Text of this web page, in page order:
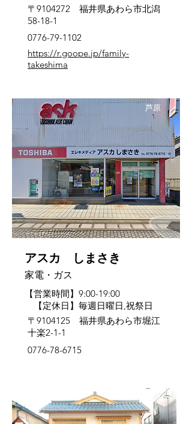
〒9104272 福井県あわら市北潟
58-18-1
0776-79-1102
https://r.goope.jp/family-
takeshima
芦原
アスカ しまさき
家電・ガス
【営業時間】9:00-19:00
【定休日】毎週日曜日,祝祭日
〒9104125 福井県あわら市堀江
十楽2-1-1
0776-78-6715
芦原